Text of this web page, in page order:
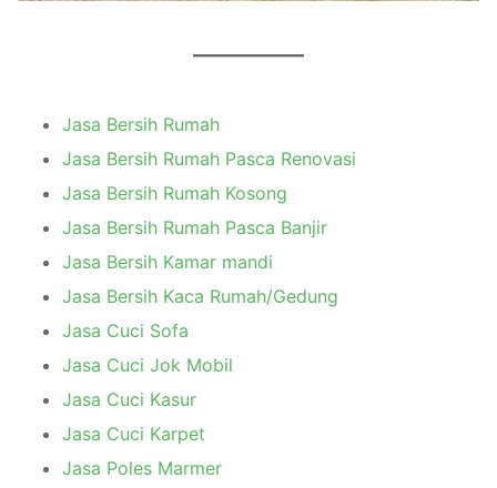
Jasa Bersih Rumah
Jasa Bersih Rumah Pasca Renovasi
Jasa Bersih Rumah Kosong
Jasa Bersih Rumah Pasca Banjir
Jasa Bersih Kamar mandi
Jasa Bersih Kaca Rumah/Gedung
Jasa Cuci Sofa
Jasa Cuci Jok Mobil
Jasa Cuci Kasur
Jasa Cuci Karpet
Jasa Poles Marmer